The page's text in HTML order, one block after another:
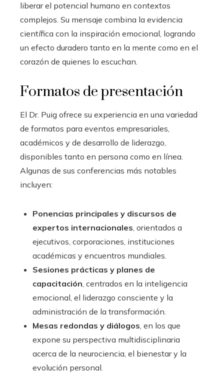
liberar el potencial humano en contextos
complejos. Su mensaje combina la evidencia
científica con la inspiración emocional, logrando
un efecto duradero tanto en la mente como en el
corazón de quienes lo escuchan.
Formatos de presentación
El Dr. Puig ofrece su experiencia en una variedad
de formatos para eventos empresariales,
académicos y de desarrollo de liderazgo,
disponibles tanto en persona como en línea.
Algunas de sus conferencias más notables
incluyen:
Ponencias principales y discursos de
expertos internacionales, orientados a
ejecutivos, corporaciones, instituciones
académicas y encuentros mundiales.
Sesiones prácticas y planes de
capacitación, centrados en la inteligencia
emocional, el liderazgo consciente y la
administración de la transformación.
Mesas redondas y diálogos, en los que
expone su perspectiva multidisciplinaria
acerca de la neurociencia, el bienestar y la
evolución personal.